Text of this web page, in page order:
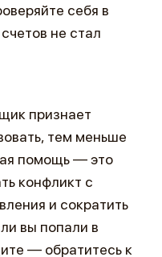
себя в
не стал
признает
тем меньше
помощь — это
конфликт с
и сократить
вы попали в
— обратитесь к